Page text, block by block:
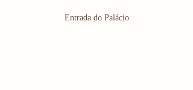
Entrada do Palácio